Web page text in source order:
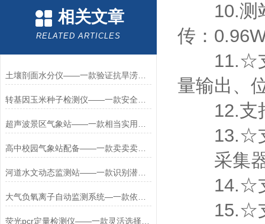
相关文章
RELATED ARTICLES
土壤剖面水分仪——一款验证抗旱涝技术的土壤剖面水分速测仪2025+派+送
高中校园气象站配备——一款卖卖卖的校园气象站直送2024全+境+派+送
河道水文动态监测站——一款识别潜在风险的小流域水文监测站2025+派+送
10.测站
传：
11.☆支
量输出、
12.支持
13.☆支
采集器
14.☆支
15.☆支